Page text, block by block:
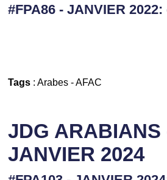
#FPA86 - JANVIER
Tags: Arabes-AFAC
JDG ARABIANS
JANVIER 2024